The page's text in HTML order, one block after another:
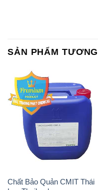
SẢN PHẨM
Chất Bảo Quản CMIT Thái